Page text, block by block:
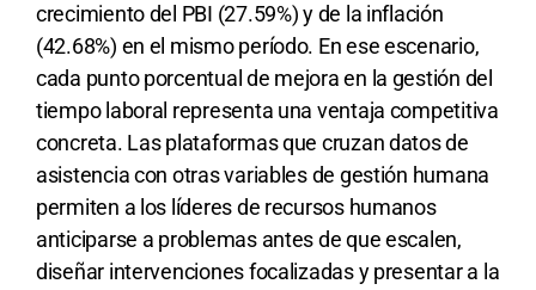
crecimiento del PBI (27.59%) y de la inflación
(42.68%) en el mismo período. En ese escenario,
cada punto porcentual de mejora en la gestión del
tiempo laboral representa una ventaja competitiva
concreta. Las plataformas que cruzan datos de
asistencia con otras variables de gestión humana
permiten a los líderes de recursos humanos
anticiparse a problemas antes de que escalen,
diseñar intervenciones focalizadas y presentar a la